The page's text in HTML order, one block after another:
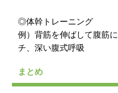
◎体幹トレーニング
例）背筋を伸ばして腹筋
チ、深い腹式呼吸
まとめ